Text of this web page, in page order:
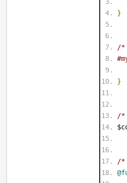
}
/
}
/*
$
/*
@